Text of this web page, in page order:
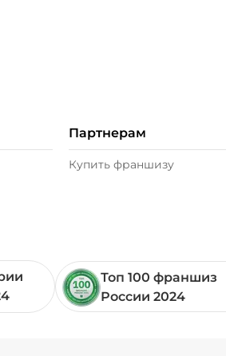
Партнерам
Купить франшизу
Топ 100 франшиз
России 2024